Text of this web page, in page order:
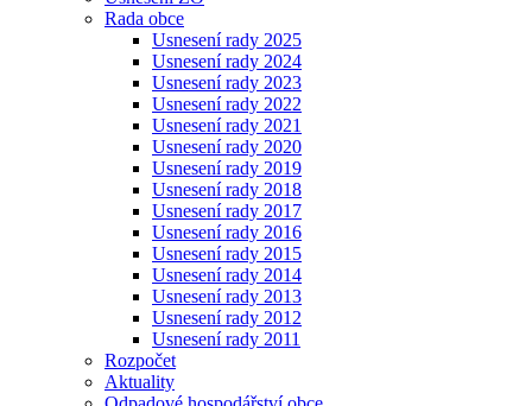
Rada obce
Usnesení rady 2025
Usnesení rady 2024
Usnesení rady 2023
Usnesení rady 2022
Usnesení rady 2021
Usnesení rady 2020
Usnesení rady 2019
Usnesení rady 2018
Usnesení rady 2017
Usnesení rady 2016
Usnesení rady 2015
Usnesení rady 2014
Usnesení rady 2013
Usnesení rady 2012
Usnesení rady 2011
Rozpočet
Aktuality